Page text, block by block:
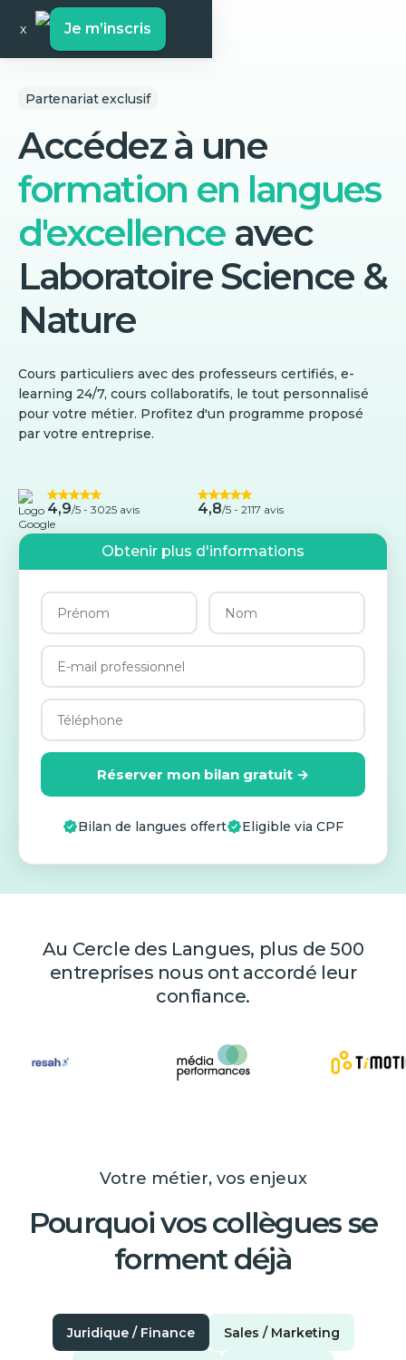
x Je m’inscris
Partenariat exclusif
Accédez à une
formation en langues
d'excellence avec
Laboratoire Science &
Nature
Cours particuliers avec des professeurs certifiés, e-
learning 24/7, cours collaboratifs, le tout personnalisé
pour votre métier. Profitez d'un programme proposé
par votre entreprise.
4,9/5 - 3025 avis 4,8/5 - 2117 avis
Obtenir plus d'informations
Réserver mon bilan gratuit →
Bilan de langues offert Eligible via CPF
Au Cercle des Langues, plus de 500
entreprises nous ont accordé leur
confiance.
Votre métier, vos enjeux
Pourquoi vos collègues se
forment déjà
Juridique / Finance Sales / Marketing